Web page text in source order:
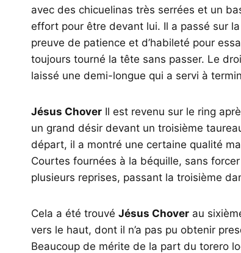
avec des chicuelinas très serrées et un
effort pour être devant lui. Il a passé sur
preuve de patience et d’habileté pour
toujours tourné la tête sans passer. Le
laissé une demi-longue qui a servi à
Jésus Chover Il est revenu sur le ring
un grand désir devant un troisième
départ, il a montré une certaine qualité
Courtes fournées à la béquille, sans
plusieurs reprises, passant la troisième
Cela a été trouvé Jésus Chover au
vers le haut, dont il n’a pas pu obtenir
Beaucoup de mérite de la part du torero